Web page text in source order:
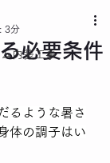
内装工事
必要条件
3分
るような暑さ
体の調子はい